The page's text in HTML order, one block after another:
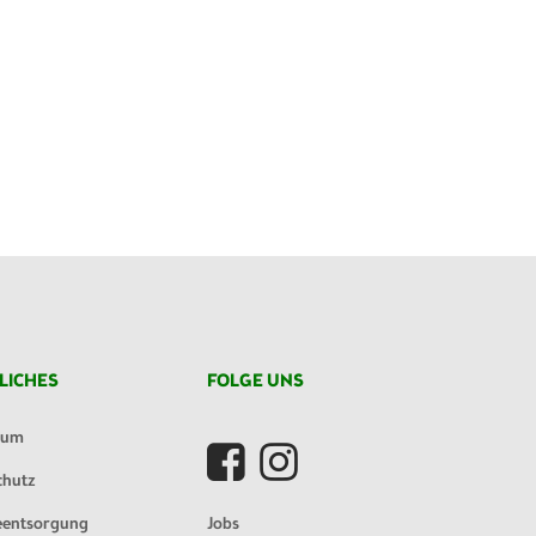
FOLGE UNS
Jobs